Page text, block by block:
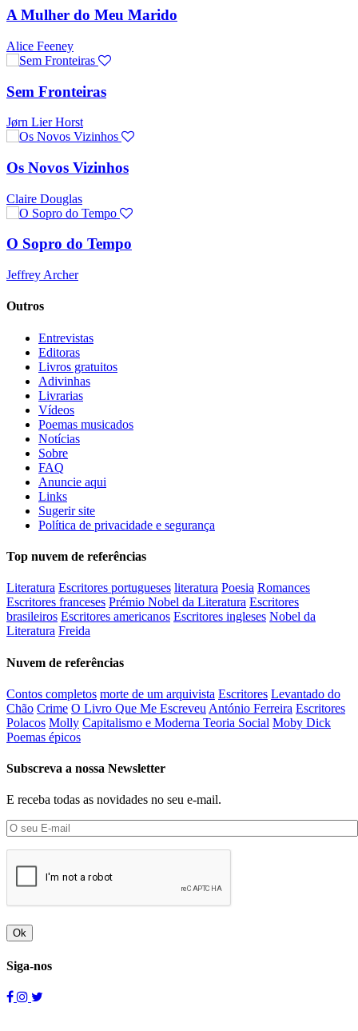
A Mulher do Meu Marido
Alice Feeney
Sem Fronteiras
Jørn Lier Horst
Os Novos Vizinhos
Claire Douglas
O Sopro do Tempo
Jeffrey Archer
Outros
Entrevistas
Editoras
Livros gratuitos
Adivinhas
Livrarias
Vídeos
Poemas musicados
Notícias
Sobre
FAQ
Anuncie aqui
Links
Sugerir site
Política de privacidade e segurança
Top nuvem de referências
Literatura Escritores portugueses literatura Poesia Romances
Escritores franceses Prémio Nobel da Literatura Escritores
brasileiros Escritores americanos Escritores ingleses Nobel da
Literatura Freida
Nuvem de referências
Contos completos morte de um arquivista Escritores Levantado do
Chão Crime O Livro Que Me Escreveu António Ferreira Escritores
Polacos Molly Capitalismo e Moderna Teoria Social Moby Dick
Poemas épicos
Subscreva a nossa Newsletter
E receba todas as novidades no seu e-mail.
Ok
Siga-nos